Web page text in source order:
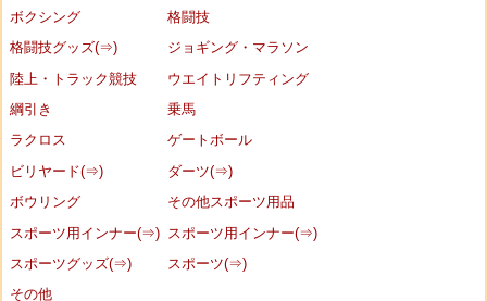
ボクシング
格闘技
格闘技グッズ(⇒)
ジョギング・マラソン
陸上・トラック競技
ウエイトリフティング
綱引き
乗馬
ラクロス
ゲートボール
ビリヤード(⇒)
ダーツ(⇒)
ボウリング
その他スポーツ用品
スポーツ用インナー(⇒)
スポーツ用インナー(⇒)
スポーツグッズ(⇒)
スポーツ(⇒)
その他